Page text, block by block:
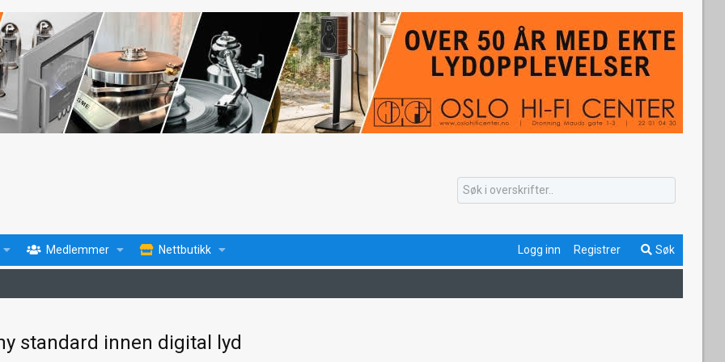
Medlemmer Nettbutikk Logg inn Registrer Søk
standard innen digital lyd